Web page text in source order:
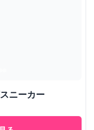
ニーカー